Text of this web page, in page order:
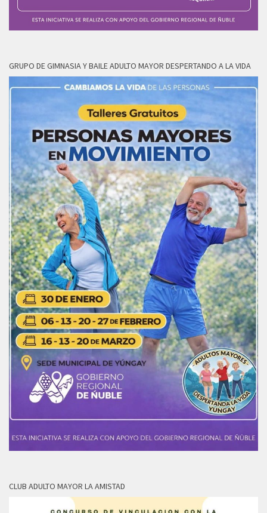
GRUPO DE GIMNASIA Y BAILE ADULTO MAYOR DESPERTANDO A LA VIDA
CLUB ADULTO MAYOR LA AMISTAD